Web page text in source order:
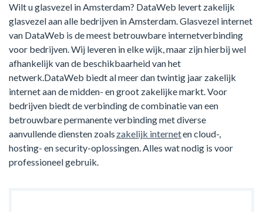
Wilt u glasvezel in Amsterdam? DataWeb levert zakelijk
glasvezel aan alle bedrijven in Amsterdam. Glasvezel internet
van DataWeb is de meest betrouwbare internetverbinding
voor bedrijven. Wij leveren in elke wijk, maar zijn hierbij wel
afhankelijk van de beschikbaarheid van het
netwerk.DataWeb biedt al meer dan twintig jaar zakelijk
internet aan de midden- en groot zakelijke markt. Voor
bedrijven biedt de verbinding de combinatie van een
betrouwbare permanente verbinding met diverse
aanvullende diensten zoals zakelijk interneten cloud-,
hosting- en security-oplossingen. Alles wat nodig is voor
professioneel gebruik.